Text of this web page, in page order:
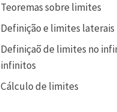
Teoremas sobre limites
Definição e limites laterais
Definiçaõ de limites no
infinitos
Cálculo de limites